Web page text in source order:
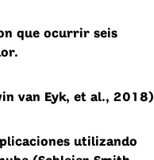
que ocurrir seis
van Eyk, et al., 2018)
utilizando